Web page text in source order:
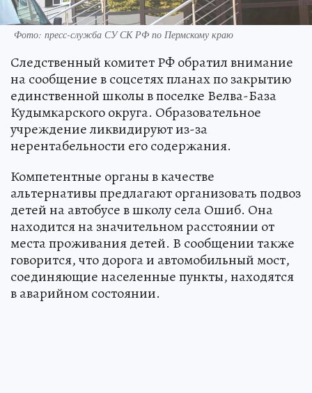
Фото: пресс-служба СУ СК РФ по Пермскому краю
Следственный комитет РФ обратил внимание
на сообщение в соцсетях планах по закрытию
единственной школы в поселке Велва-База
Кудымкарского округа. Образовательное
учреждение ликвидируют из-за
нерентабельности его содержания.
Компетентные органы в качестве
альтернативы предлагают организовать подвоз
детей на автобусе в школу села Ошиб. Она
находится на значительном расстоянии от
места проживания детей. В сообщении также
говорится, что дорога и автомобильный мост,
соединяющие населенные пункты, находятся
в аварийном состоянии.